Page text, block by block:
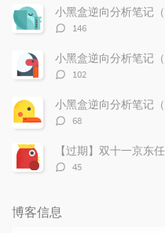
数：
小黑盒逆向分析笔记
评
数：
146
小黑盒逆向分析笔记（
评
数：
102
小黑盒逆向分析笔记（
评
数：
68
【过期】双十一京东
评
45
博客信息